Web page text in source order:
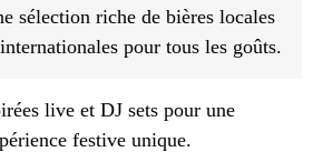
sélection riche de bières locales
pour tous les goûts.
live et DJ sets pour une
festive unique.